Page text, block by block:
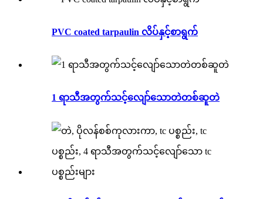
PVC coated tarpaulin လိပ်နှင့်စာရွက်
1 ရာသီအတွက်သင့်လျော်သောတဲတစ်ဆူတဲ